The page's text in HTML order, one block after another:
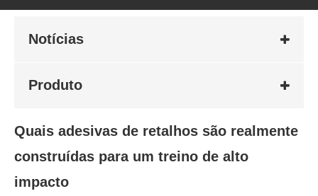
Notícias
Produto
Quais adesivas de retalhos são realmente
construídas para um treino de alto
impacto